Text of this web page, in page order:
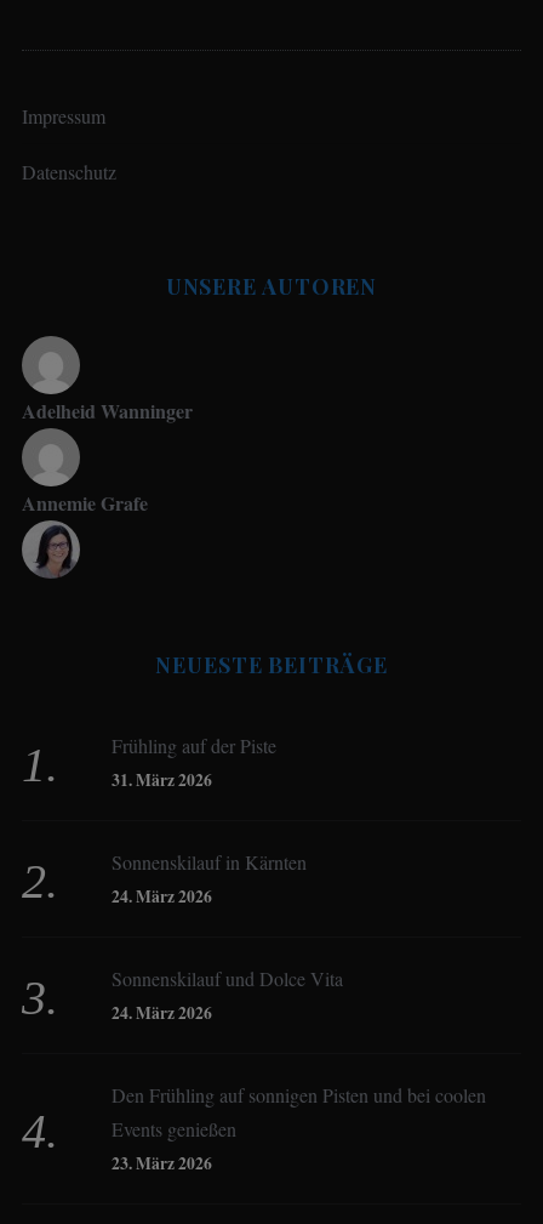
Impressum
Datenschutz
UNSERE AUTOREN
Adelheid Wanninger
Annemie Grafe
Birgit Werner
Christoph Schrahe
Derk Hoberg
NEUESTE BEITRÄGE
Frühling auf der Piste
31. März 2026
Sonnenskilauf in Kärnten
24. März 2026
Sonnenskilauf und Dolce Vita
24. März 2026
Den Frühling auf sonnigen Pisten und bei coolen
Events genießen
23. März 2026